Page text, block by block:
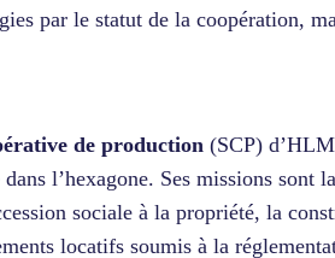
par le statut de la coopération,
de production (SCP)
l’hexagone. Ses missions sont
sociale à la propriété, la
locatifs soumis à la